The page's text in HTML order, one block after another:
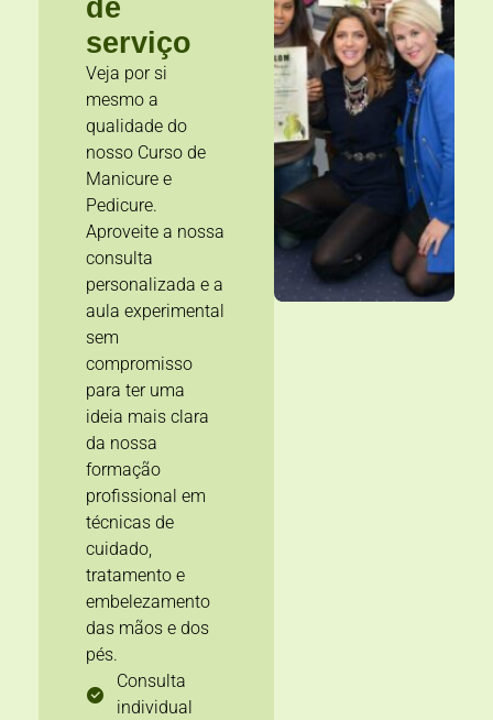
de
serviço
Veja por si
mesmo a
qualidade do
nosso Curso de
Manicure e
Pedicure.
Aproveite a nossa
consulta
personalizada e a
aula experimental
sem
compromisso
para ter uma
ideia mais clara
da nossa
formação
profissional em
técnicas de
cuidado,
tratamento e
embelezamento
das mãos e dos
pés.
Consulta
individual